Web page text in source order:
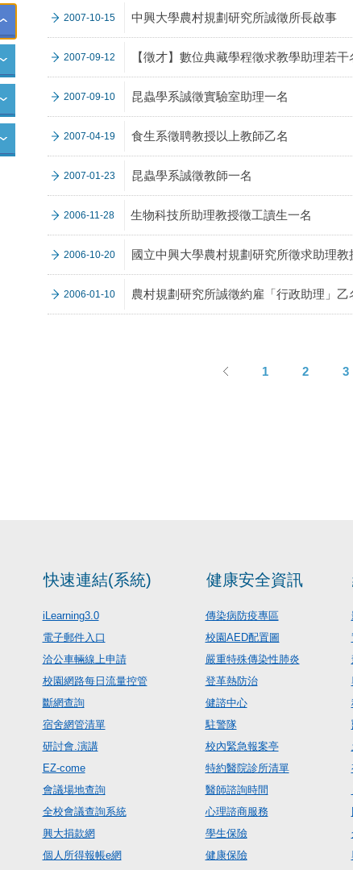
2007-10-15 中興大學農村規劃研究所誠徵所長啟事
2007-09-12 【徵才】數位典藏學程徵求教學助理若干
2007-09-10 昆蟲學系誠徵實驗室助理一名
2007-04-19 食生系徵聘教授以上教師乙名
2007-01-23 昆蟲學系誠徵教師一名
2006-11-28 生物科技所助理教授徵工讀生一名
2006-10-20 國立中興大學農村規劃研究所徵求助理
2006-01-10 農村規劃研究所誠徵約雇「行政助理」乙
1 2 3
快速連結(系統)
iLearning3.0
電子郵件入口
洽公車輛線上申請
校園網路每日流量控管
斷網查詢
宿舍網管清單
研討會.演講
EZ-come
會議場地查詢
全校會議查詢系統
興大捐款網
個人所得報帳e網
健康安全資訊
傳染病防疫專區
校園AED配置圖
嚴重特殊傳染性肺炎
登革熱防治
健諮中心
駐警隊
校內緊急報案亭
特約醫院診所清單
醫師諮詢時間
心理諮商服務
學生保險
健康保險